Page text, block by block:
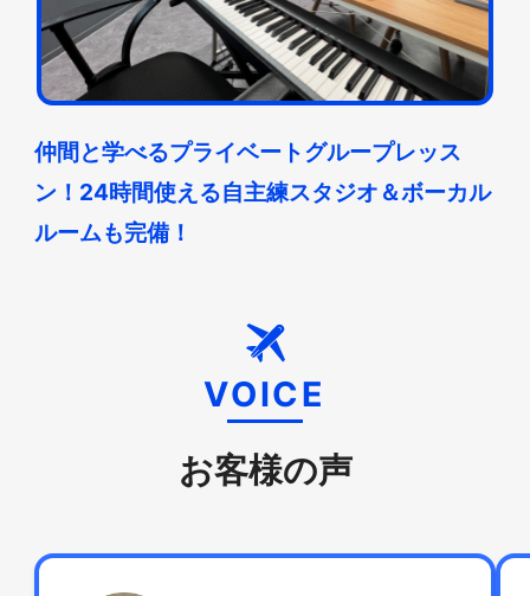
仲間と学べるプライベートグループレッス
ン！24時間使える自主練スタジオ＆ボーカル
ルームも完備！
VOICE
お客様の声